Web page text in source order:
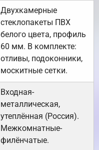
Двухкамерные
стеклопакеты ПВХ
белого цвета, профиль
60 мм. В комплекте:
отливы, подоконники,
москитные сетки.
Входная-
металлическая,
утеплённая (Россия).
Межкомнатные-
филёнчатые.